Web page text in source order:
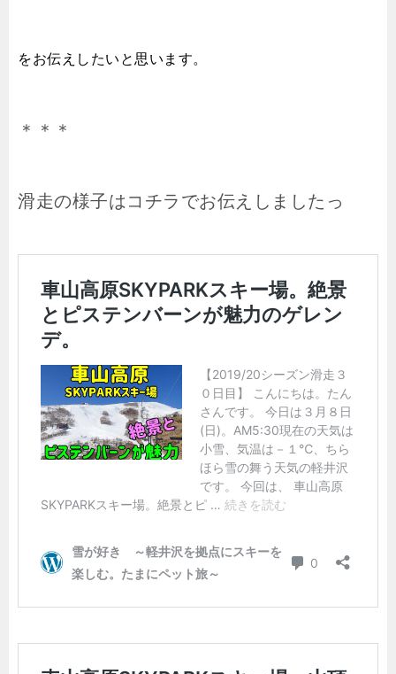
をお伝えしたいと思います。
＊＊＊
滑走の様子はコチラでお伝えしましたっ